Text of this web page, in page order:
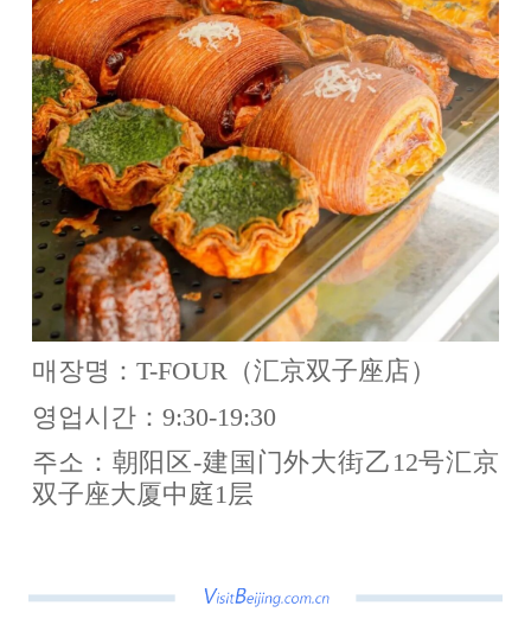
매장명：T-FOUR（汇京双子座店）
영업시간：9:30-19:30
주소：朝阳区-建国门外大街乙12号汇京
双子座大厦中庭1层